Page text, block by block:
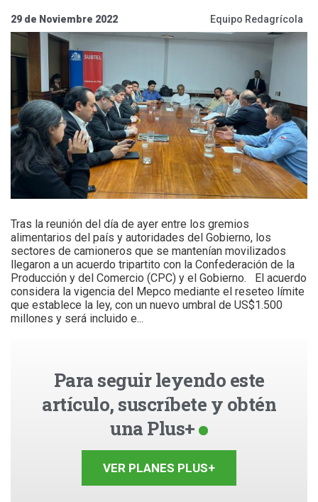
29 de Noviembre 2022 Equipo Redagrícola
Tras la reunión del día de ayer entre los gremios
alimentarios del país y autoridades del Gobierno, los
sectores de camioneros que se mantenían movilizados
llegaron a un acuerdo tripartito con la Confederación de la
Producción y del Comercio (CPC) y el Gobierno.
El acuerdo
considera la vigencia del Mepco mediante el reseteo límite
que establece la ley, con un nuevo umbral de US$1.500
millones y será incluido e...
Para seguir leyendo este
artículo, suscríbete y obtén
una Plus+
VER PLANES PLUS+